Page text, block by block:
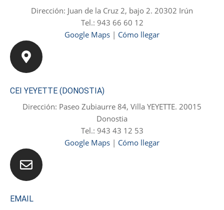
Dirección: Juan de la Cruz 2, bajo 2. 20302 Irún
Tel.: 943 66 60 12
Google Maps | Cómo llegar
CEI YEYETTE (DONOSTIA)
Dirección: Paseo Zubiaurre 84, Villa YEYETTE. 20015
Donostia
Tel.: 943 43 12 53
Google Maps | Cómo llegar
EMAIL